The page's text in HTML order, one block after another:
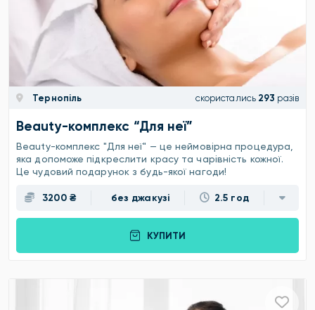
Тернопіль скористались 293 разів
Beauty-комплекс “Для неї”
Beauty-комплекс "Для неї" — це неймовірна процедура,
яка допоможе підкреслити красу та чарівність кожної.
Це чудовий подарунок з будь-якої нагоди!
3200 ₴ без джакузі 2.5 год
КУПИТИ